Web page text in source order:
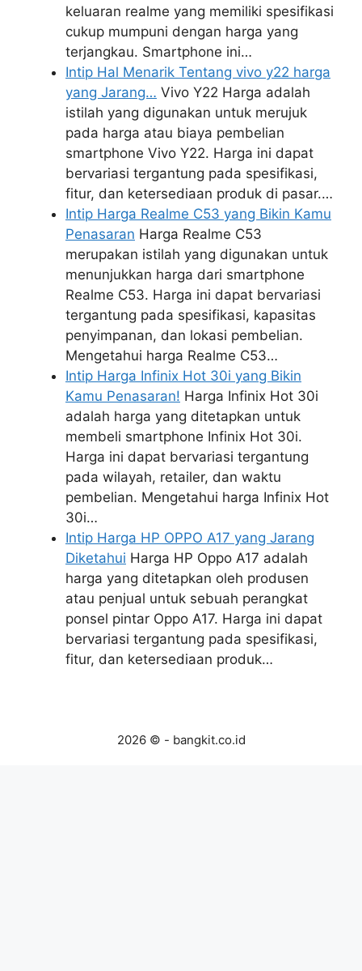
keluaran realme yang memiliki spesifikasi
cukup mumpuni dengan harga yang
terjangkau. Smartphone ini…
Intip Hal Menarik Tentang vivo y22 harga
yang Jarang… Vivo Y22 Harga adalah
istilah yang digunakan untuk merujuk
pada harga atau biaya pembelian
smartphone Vivo Y22. Harga ini dapat
bervariasi tergantung pada spesifikasi,
fitur, dan ketersediaan produk di pasar.…
Intip Harga Realme C53 yang Bikin Kamu
Penasaran Harga Realme C53
merupakan istilah yang digunakan untuk
menunjukkan harga dari smartphone
Realme C53. Harga ini dapat bervariasi
tergantung pada spesifikasi, kapasitas
penyimpanan, dan lokasi pembelian.
Mengetahui harga Realme C53…
Intip Harga Infinix Hot 30i yang Bikin
Kamu Penasaran! Harga Infinix Hot 30i
adalah harga yang ditetapkan untuk
membeli smartphone Infinix Hot 30i.
Harga ini dapat bervariasi tergantung
pada wilayah, retailer, dan waktu
pembelian. Mengetahui harga Infinix Hot
30i…
Intip Harga HP OPPO A17 yang Jarang
Diketahui Harga HP Oppo A17 adalah
harga yang ditetapkan oleh produsen
atau penjual untuk sebuah perangkat
ponsel pintar Oppo A17. Harga ini dapat
bervariasi tergantung pada spesifikasi,
fitur, dan ketersediaan produk…
2026 © - bangkit.co.id